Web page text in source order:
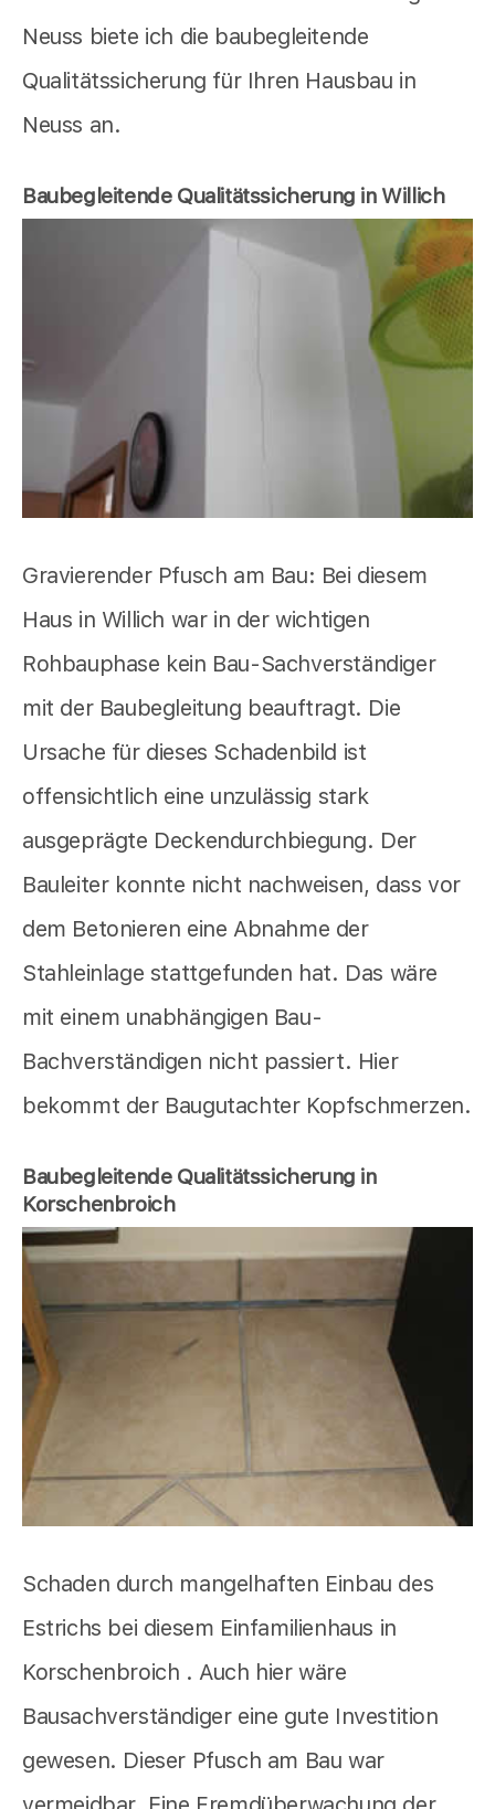
Neuss biete ich die baubegleitende
Qualitätssicherung für Ihren Hausbau in
Neuss an.
Baubegleitende Qualitätssicherung in Willich
Gravierender Pfusch am Bau: Bei diesem
Haus in Willich war in der wichtigen
Rohbauphase kein Bau-Sachverständiger
mit der Baubegleitung beauftragt. Die
Ursache für dieses Schadenbild ist
offensichtlich eine unzulässig stark
ausgeprägte Deckendurchbiegung. Der
Bauleiter konnte nicht nachweisen, dass vor
dem Betonieren eine Abnahme der
Stahleinlage stattgefunden hat. Das wäre
mit einem unabhängigen Bau-
Bachverständigen nicht passiert. Hier
bekommt der Baugutachter Kopfschmerzen.
Baubegleitende Qualitätssicherung in
Korschenbroich
Schaden durch mangelhaften Einbau des
Estrichs bei diesem Einfamilienhaus in
Korschenbroich . Auch hier wäre
Bausachverständiger eine gute Investition
gewesen. Dieser Pfusch am Bau war